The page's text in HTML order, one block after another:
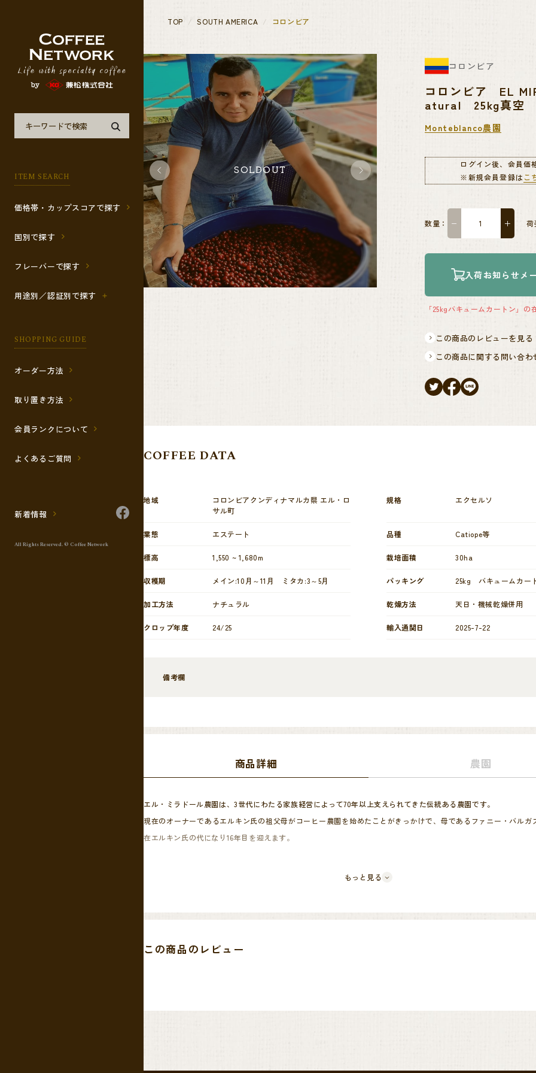
ITEM SEARCH
価格帯・カップスコアで探す
国別で探す
フレーバーで探す
用途別／認証別で探す
SHOPPING GUIDE
オーダー方法
取り置き方法
会員ランクについて
よくあるご質問
新着情報
All Rights Reserved. © Coffee Network
TOP SOUTH AMERICA コロンビア
SOLDOUT SOLDOUT
コロンビア
コロンビア EL
atural 25kg真空
Monteblanco農園
ログイン後、会員価
※新規会員登録は こ
数量： − ＋ 荷
入荷お知らせメ
「25kgバキュームカートン」
この商品のレビューを見る
この商品に関する問い合わ
COFFEE DATA
地域
コロンビアクンディナマルカ県 エル・ロ
サル町
規格 エクセルソ
業態 エステート 品種 Catiope等
標高 1,550 ~ 1,680m 栽培面積 30ha
収穫期 メイン:10月～11月 ミタカ:3～5月 パッキング 25kg バキュームカー
加工方法 ナチュラル 乾燥方法 天日・機械乾燥併用
クロップ年度 24/25 輸入通関日 2025-7-22
備考欄
商品詳細 農園
エル・ミラドール農園は、3世代にわたる家族経営によって70年以上支えられてきた伝統ある農園です。
現在のオーナーであるエルキン氏の祖父母がコーヒー農園を始めたことがきっかけで、母であるファニー・バルガ
在エルキン氏の代になり16年目を迎えます。
しかし特殊精選への評価でなく、コーヒーの味・品質が農園への評価という思いを胸に、日々努力を惜しまない生
もっと見る
この商品のレビュー